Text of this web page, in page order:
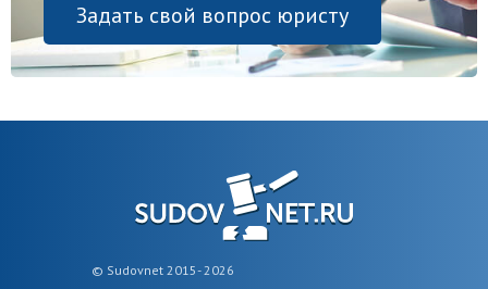
Задать свой вопрос юристу
© Sudovnet 2015- 2026